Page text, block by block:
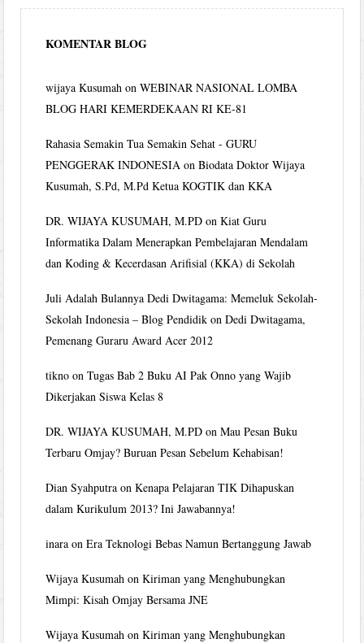
KOMENTAR BLOG
wijaya Kusumah onWEBINAR NASIONAL LOMBA
BLOG HARI KEMERDEKAAN RI KE-81
Rahasia Semakin Tua Semakin Sehat - GURU
PENGGERAK INDONESIA onBiodata Doktor Wijaya
Kusumah, S.Pd, M.Pd Ketua KOGTIK dan KKA
DR. WIJAYA KUSUMAH, M.PD onKiat Guru
Informatika Dalam Menerapkan Pembelajaran Mendalam
dan Koding & Kecerdasan Arifisial (KKA) di Sekolah
Juli Adalah Bulannya Dedi Dwitagama: Memeluk Sekolah-
Sekolah Indonesia – Blog Pendidik onDedi Dwitagama,
Pemenang Guraru Award Acer 2012
tikno onTugas Bab 2 Buku AI Pak Onno yang Wajib
Dikerjakan Siswa Kelas 8
DR. WIJAYA KUSUMAH, M.PD onMau Pesan Buku
Terbaru Omjay? Buruan Pesan Sebelum Kehabisan!
Dian Syahputra onKenapa Pelajaran TIK Dihapuskan
dalam Kurikulum 2013? Ini Jawabannya!
inara onEra Teknologi Bebas Namun Bertanggung Jawab
Wijaya Kusumah onKiriman yang Menghubungkan
Mimpi: Kisah Omjay Bersama JNE
Wijaya Kusumah onKiriman yang Menghubungkan